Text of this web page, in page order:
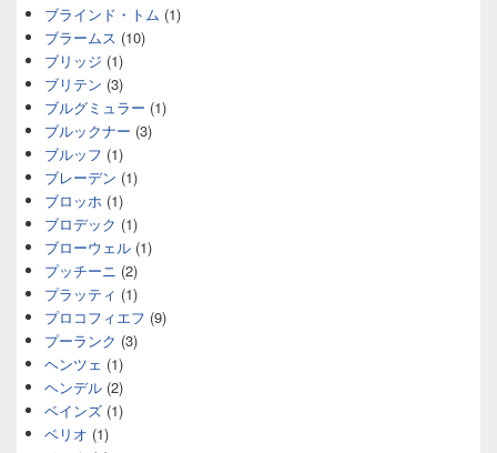
ブラインド・トム (1)
ブラームス (10)
ブリッジ (1)
ブリテン (3)
ブルグミュラー (1)
ブルックナー (3)
ブルッフ (1)
ブレーデン (1)
ブロッホ (1)
ブロデック (1)
ブローウェル (1)
プッチーニ (2)
プラッティ (1)
プロコフィエフ (9)
プーランク (3)
ヘンツェ (1)
ヘンデル (2)
ベインズ (1)
ベリオ (1)